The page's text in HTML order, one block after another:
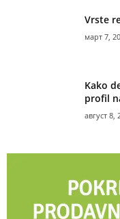
Vrste
март 7,
Kako
profil
август 8,